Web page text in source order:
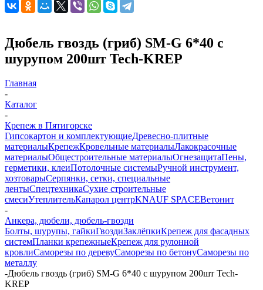
Дюбель гвоздь (гриб) SM-G 6*40 с
шурупом 200шт Tech-KREP
Главная
-
Каталог
-
Крепеж в Пятигорске
Гипсокартон и комплектующиеДревесно-плитные
материалыКрепежКровельные материалыЛакокрасочные
материалыОбщестроительные материалыОгнезащитаПены,
герметики, клеиПотолочные системыРучной инструмент,
хозтоварыСерпянки, сетки, специальные
лентыСпецтехникаСухие строительные
смесиУтеплительКапарол центрKNAUF SPACEВетонит
-
Анкера, дюбели, дюбель-гвозди
Болты, шурупы, гайкиГвоздиЗаклёпкиКрепеж для фасадных
системПланки крепежныеКрепеж для рулонной
кровлиСаморезы по деревуСаморезы по бетонуСаморезы по
металлу
-Дюбель гвоздь (гриб) SM-G 6*40 с шурупом 200шт Tech-
KREP